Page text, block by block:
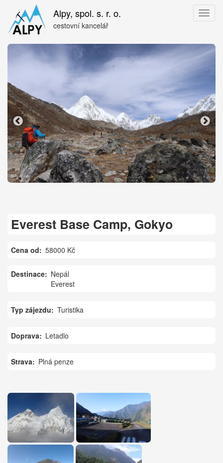
hlavnímu
obsahu
Alpy, spol. s. r. o.
cestovní kancelář
Everest Base Camp, Gokyo
Cena od 58000 Kč
Destinace
Nepál
Everest
Typ zájezdu Turistika
Doprava Letadlo
Strava Plná penze